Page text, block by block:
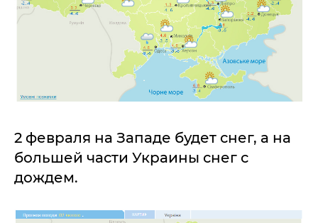
2 февраля на Западе будет снег, а на
большей части Украины снег с
дождем.